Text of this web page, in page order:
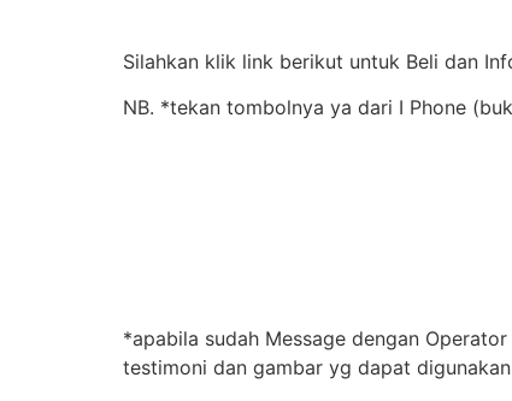
Silahkan klik link berikut untuk Beli dan
NB. *tekan tombolnya ya dari I Phone
*apabila sudah Message dengan
testimoni dan gambar yg dapat